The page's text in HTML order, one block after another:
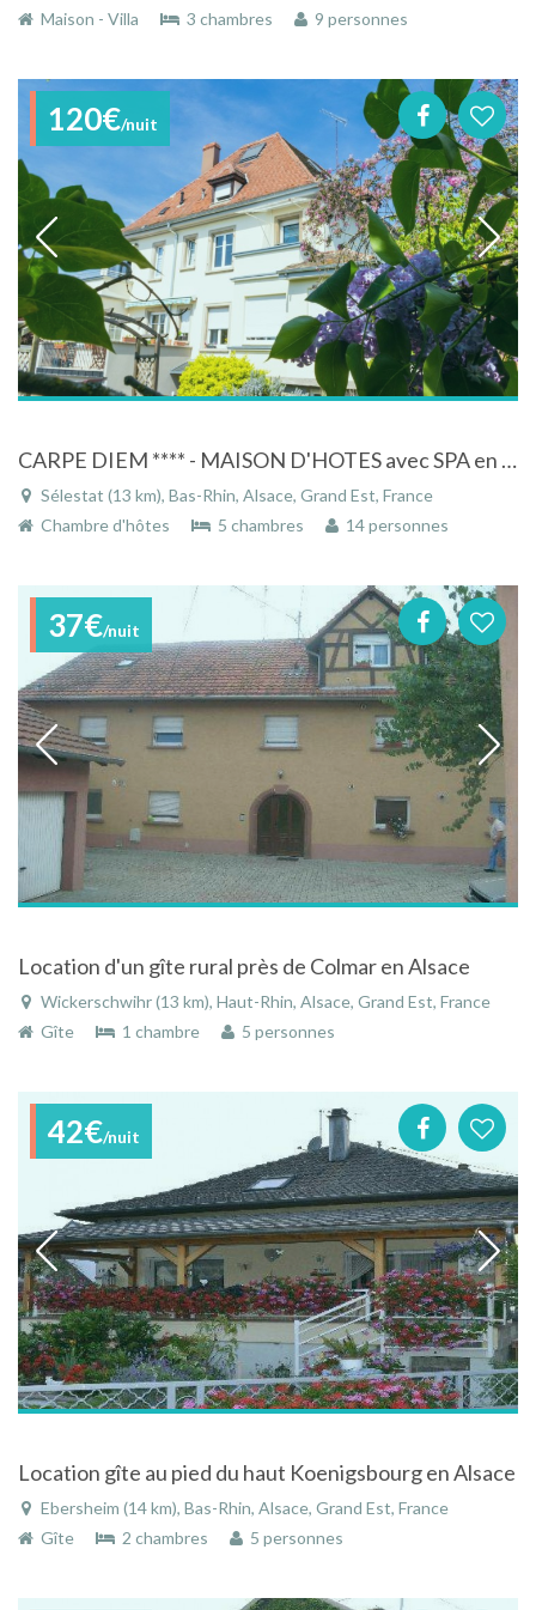
Maison - Villa 3 chambres 9 personnes
120€/nuit
CARPE DIEM **** - MAISON D'HOTES avec SPA en centre Alsace, idéalement située
Sélestat (13 km), Bas-Rhin, Alsace, Grand Est, France
Chambre d'hôtes
5 chambres 14 personnes
37€/nuit
Location d'un gîte rural près de Colmar en Alsace
Wickerschwihr (13 km), Haut-Rhin, Alsace, Grand Est, France
Gîte
1 chambre 5 personnes
42€/nuit
Location gîte au pied du haut Koenigsbourg en Alsace
Ebersheim (14 km), Bas-Rhin, Alsace, Grand Est, France
Gîte
2 chambres 5 personnes